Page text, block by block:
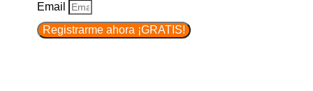
Email
Registrarme ahora ¡GRATIS!